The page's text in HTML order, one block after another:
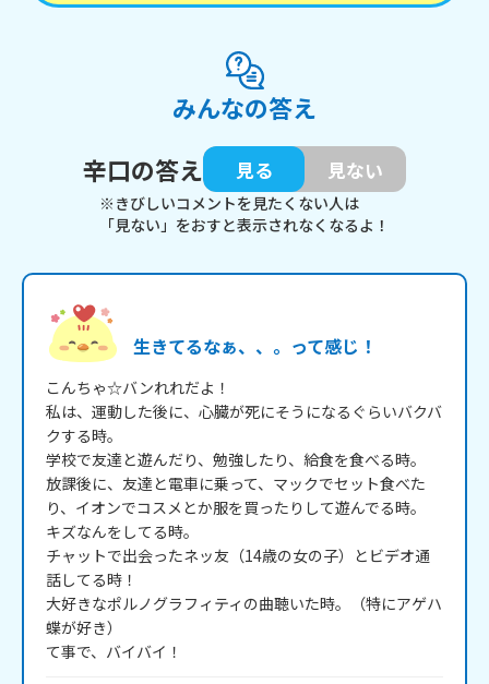
みんなの答え
辛口の答え
見る 見ない
※きびしいコメントを見たくない人は
「見ない」をおすと表示されなくなるよ！
生きてるなぁ、、。って感じ！
こんちゃ☆バンれれだよ！
私は、運動した後に、心臓が死にそうになるぐらいバクバ
クする時。
学校で友達と遊んだり、勉強したり、給食を食べる時。
放課後に、友達と電車に乗って、マックでセット食べた
り、イオンでコスメとか服を買ったりして遊んでる時。
キズなんをしてる時。
チャットで出会ったネッ友（14歳の女の子）とビデオ通
話してる時！
大好きなポルノグラフィティの曲聴いた時。（特にアゲハ
蝶が好き）
て事で、バイバイ！